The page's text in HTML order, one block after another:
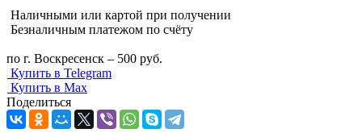
Наличными или картой при получении
Безналичным платежом по счёту
по г. Воскресенск – 500 руб.
Купить в Telegram
Купить в Max
Поделиться